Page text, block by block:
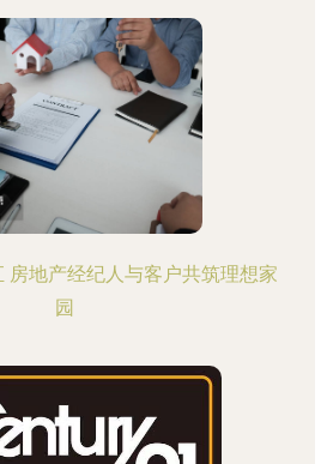
房地产经纪人与客户共筑理想家
园